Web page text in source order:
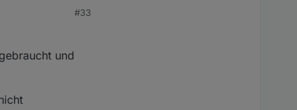
#33
und